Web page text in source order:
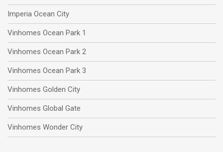
Imperia Ocean City
Vinhomes Ocean Park 1
Vinhomes Ocean Park 2
Vinhomes Ocean Park 3
Vinhomes Golden City
Vinhomes Global Gate
Vinhomes Wonder City